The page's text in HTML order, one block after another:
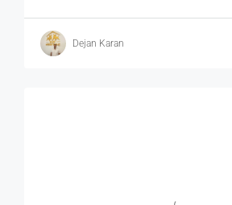
Dejan Karan